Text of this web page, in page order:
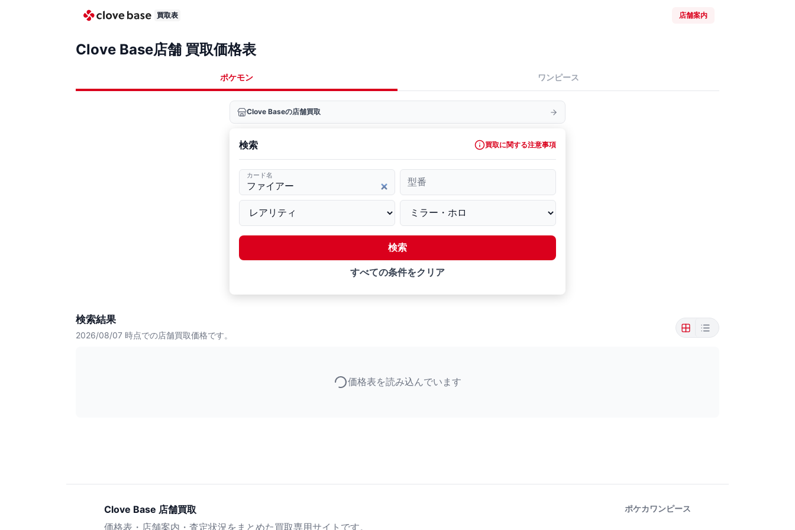
買取表 店舗案内
Clove Base店舗 買取価格表
ポケモン ワンピース
Clove Baseの店舗買取
検索 買取に関する注意事項
カード名
型番
検索
すべての条件をクリア
検索結果
2026/08/07 時点での店舗買取価格です。
価格表を読み込んでいます
Clove Base 店舗買取
価格表・店舗案内・査定状況をまとめた買取専用サイトです。
ポケカワンピース